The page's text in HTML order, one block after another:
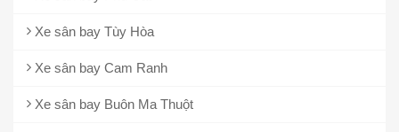
Xe sân bay Tùy Hòa
Xe sân bay Cam Ranh
Xe sân bay Buôn Ma Thuột